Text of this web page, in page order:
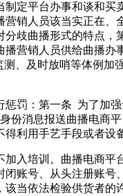
平台办事和谈和买
销人员该当实正在
歧曲播形式的特点
营销人员供给曲播
、及时放哨等体例
：第一条 为了加
消息报送曲播电商
利用手艺手段或者设
培训。曲播电商平
账号、从头注册账
当依法检验供货者